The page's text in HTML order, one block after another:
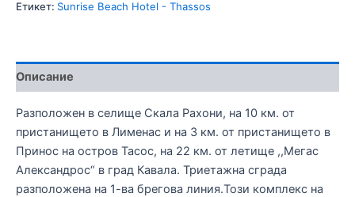
Етикет: Sunrise Beach Hotel - Thassos
Описание
Разположен в селище Скала Рахони, на 10 км. от
пристанището в Лименас и на 3 км. от пристанището в
Принос на остров Тасос, на 22 км. от летище ,,Мегас
Александрос“ в град Кавала. Триетажна сграда
разположена на 1-ва брегова линия.Този комплекс на